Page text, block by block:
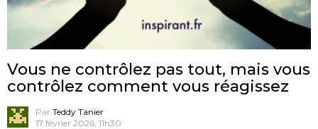
Vous ne contrôlez pas tout, mais vous
contrôlez comment vous réagissez
Par Teddy Tanier
17 février 2026, 11h30